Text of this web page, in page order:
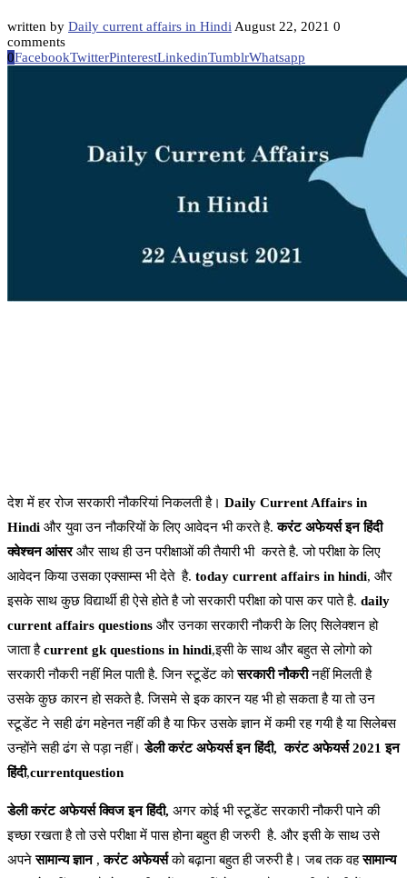
written by Daily current affairs in Hindi August 22, 2021 0
comments
0FacebookTwitterPinterestLinkedinTumblrWhatsapp
देश में हर रोज सरकारी नौकरियां निकलती है। Daily Current Affairs in
Hindi और युवा उन नौकरियों के लिए आवेदन भी करते है.करंट अफेयर्स इन हिंदी
क्वेश्चन आंसरऔर साथ ही उन परीक्षाओं की तैयारी भी करते है. जो परीक्षा के लिए
आवेदन किया उसका एक्साम्स भी देते है. today current affairs in hindi, और
इसके साथ कुछ विद्यार्थी ही ऐसे होते है जो सरकारी परीक्षा को पास कर पाते है. daily
current affairs questions और उनका सरकारी नौकरी के लिए सिलेक्शन हो
जाता हैcurrent gk questions in hindi,इसी के साथ और बहुत से लोगो को
सरकारी नौकरी नहीं मिल पाती है. जिन स्टूडेंट कोसरकारी नौकरीनहीं मिलती है
उसके कुछ कारन हो सकते है. जिसमे से इक कारन यह भी हो सकता है या तो उन
स्टूडेंट ने सही ढंग महेनत नहीं की है या फिर उसके ज्ञान में कमी रह गयी है या सिलेबस
उन्होंने सही ढंग से पड़ा नहीं।डेली करंट अफेयर्स इन हिंदी, करंट अफेयर्स 2021 इन
हिंदी,currentquestion
डेली करंट अफेयर्स क्विज इन हिंदी, अगर कोई भी स्टूडेंट सरकारी नौकरी पाने की
इच्छा रखता है तो उसे परीक्षा में पास होना बहुत ही जरुरी है. और इसी के साथ उसे
अपनेसामान्य ज्ञान,करंट अफेयर्सको बढ़ाना बहुत ही जरुरी है। जब तक वहसामान्य